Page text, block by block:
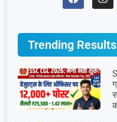
Trending Results